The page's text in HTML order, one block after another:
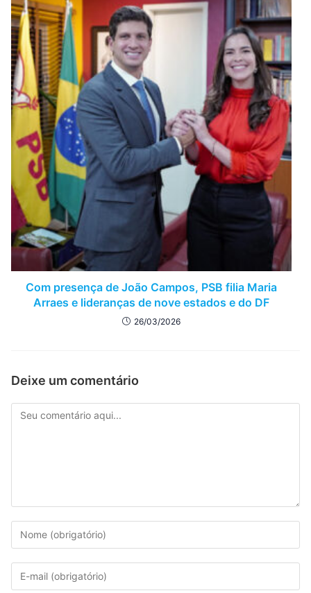
Com presença de João Campos, PSB filia Maria
Arraes e lideranças de nove estados e do DF
26/03/2026
Deixe um comentário